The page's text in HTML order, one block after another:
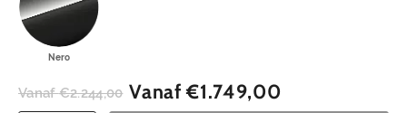
Nero
Vanaf€2.244,00 Vanaf€1.749,00